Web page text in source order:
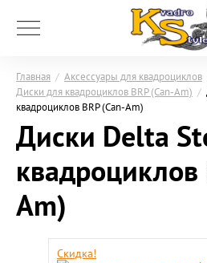
Главная / Аксессуары для квадроциклов
Диски для квадроциклов BRP (Can-Am) /
квадроциклов BRP (Can-Am)
Диски Delta
квадроциклов
Am)
Скидка!